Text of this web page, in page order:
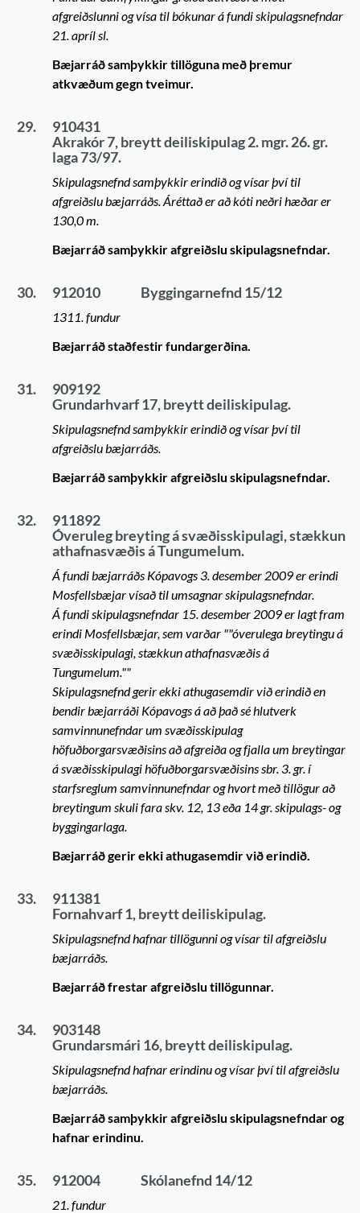
afgreiðslunni og vísa til bókunar á fundi skipulagsnefndar
21. apríl sl.
Bæjarráð samþykkir tillöguna með þremur
atkvæðum gegn tveimur.
29.
910431
Akrakór 7, breytt deiliskipulag 2. mgr. 26. gr.
laga 73/97.
Skipulagsnefnd samþykkir erindið og vísar því til
afgreiðslu bæjarráðs. Áréttað er að kóti neðri hæðar er
130,0 m.
Bæjarráð samþykkir afgreiðslu skipulagsnefndar.
30. 912010 Byggingarnefnd 15/12
1311. fundur
Bæjarráð staðfestir fundargerðina.
31.
909192
Grundarhvarf 17, breytt deiliskipulag.
Skipulagsnefnd samþykkir erindið og vísar því til
afgreiðslu bæjarráðs.
Bæjarráð samþykkir afgreiðslu skipulagsnefndar.
32.
911892
Óveruleg breyting á svæðisskipulagi, stækkun
athafnasvæðis á Tungumelum.
Á fundi bæjarráðs Kópavogs 3. desember 2009 er erindi
Mosfellsbæjar vísað til umsagnar skipulagsnefndar.
Á fundi skipulagsnefndar 15. desember 2009 er lagt fram
erindi Mosfellsbæjar, sem varðar ""óverulega breytingu á
svæðisskipulagi, stækkun athafnasvæðis á
Tungumelum.""
Skipulagsnefnd gerir ekki athugasemdir við erindið en
bendir bæjarráði Kópavogs á að það sé hlutverk
samvinnunefndar um svæðisskipulag
höfuðborgarsvæðisins að afgreiða og fjalla um breytingar
á svæðisskipulagi höfuðborgarsvæðisins sbr. 3. gr. í
starfsreglum samvinnunefndar og hvort með tillögur að
breytingum skuli fara skv. 12, 13 eða 14 gr. skipulags- og
byggingarlaga.
Bæjarráð gerir ekki athugasemdir við erindið.
33.
911381
Fornahvarf 1, breytt deiliskipulag.
Skipulagsnefnd hafnar tillögunni og vísar til afgreiðslu
bæjarráðs.
Bæjarráð frestar afgreiðslu tillögunnar.
34.
903148
Grundarsmári 16, breytt deiliskipulag.
Skipulagsnefnd hafnar erindinu og vísar því til afgreiðslu
bæjarráðs.
Bæjarráð samþykkir afgreiðslu skipulagsnefndar og
hafnar erindinu.
35. 912004 Skólanefnd 14/12
21. fundur